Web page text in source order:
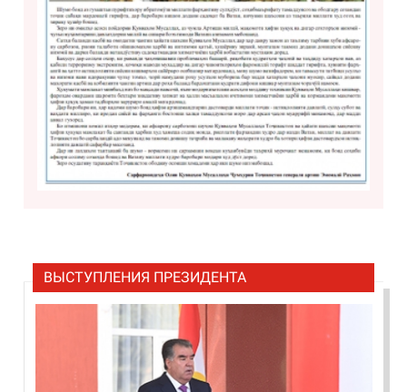
ВЫСТУПЛЕНИЯ ПРЕЗИДЕНТА